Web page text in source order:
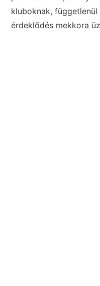
kluboknak,
érdeklődés mekkora